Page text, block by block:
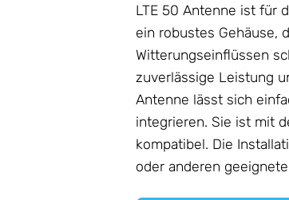
LTE 50 Antenne ist für
ein robustes Gehäuse,
Witterungseinflüssen
zuverlässige Leistung
Antenne lässt sich
integrieren. Sie ist mit
kompatibel. Die
oder anderen